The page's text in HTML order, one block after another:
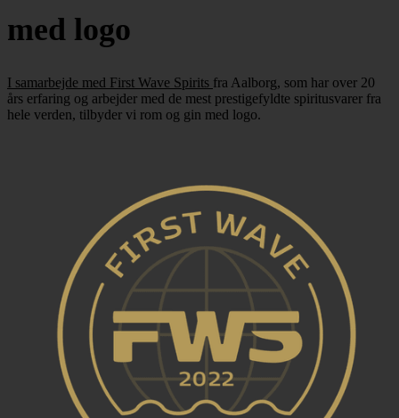
med logo
I samarbejde med First Wave Spirits fra Aalborg, som har over 20
års erfaring og arbejder med de mest prestigefyldte spiritusvarer fra
hele verden, tilbyder vi rom og gin med logo.